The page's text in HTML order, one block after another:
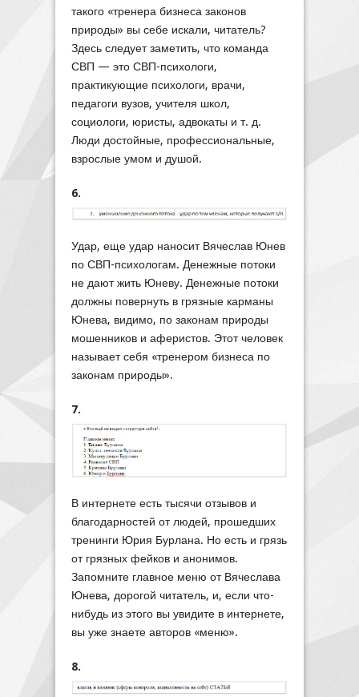
такого «тренера бизнеса законов
природы» вы себе искали, читатель?
Здесь следует заметить, что команда
СВП — это СВП-психологи,
практикующие психологи, врачи,
педагоги вузов, учителя школ,
социологи, юристы, адвокаты и т. д.
Люди достойные, профессиональные,
взрослые умом и душой.
6.
Удар, еще удар наносит Вячеслав Юнев
по СВП-психологам. Денежные потоки
не дают жить Юневу. Денежные потоки
должны повернуть в грязные карманы
Юнева, видимо, по законам природы
мошенников и аферистов. Этот человек
называет себя «тренером бизнеса по
законам природы».
7.
В интернете есть тысячи отзывов и
благодарностей от людей, прошедших
тренинги Юрия Бурлана. Но есть и грязь
от грязных фейков и анонимов.
Запомните главное меню от Вячеслава
Юнева, дорогой читатель, и, если что-
нибудь из этого вы увидите в интернете,
вы уже знаете авторов «меню».
8.